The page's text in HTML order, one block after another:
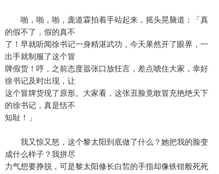
啪，啪，啪，庞道霖拍着手站起来，摇头晃脑道：「真
的假不了，假的真不
了！早就听闻徐书记一身精湛武功，今天果然开了眼界，一
出手就制服了这个冒
牌假货！哼，之前态度嚣张口放狂言，差点唬住大家，幸好
徐书记及时出现，让
这个冒牌货现了原形。大家看，这张丑脸竟敢冒充艳绝天下
的徐书记，真是恬不
知耻！」
我又惊又怒，这个黎太阳到底做了什么？她把我的脸变
成什么样子？我拼尽
力气想要挣脱，可是黎太阳修长白皙的手指却像铁钳般死死